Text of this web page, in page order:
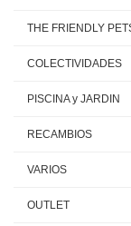
THE FRIENDLY
COLECTIVIDADES
PISCINA y JARDIN
RECAMBIOS
VARIOS
OUTLET